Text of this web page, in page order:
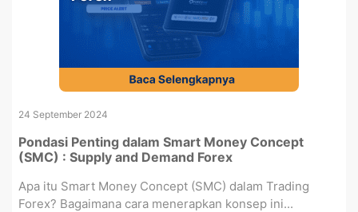
24 September 2024
Pondasi Penting dalam Smart Money Concept
(SMC) : Supply and Demand Forex
Apa itu Smart Money Concept (SMC) dalam Trading
Forex? Bagaimana cara menerapkan konsep ini...